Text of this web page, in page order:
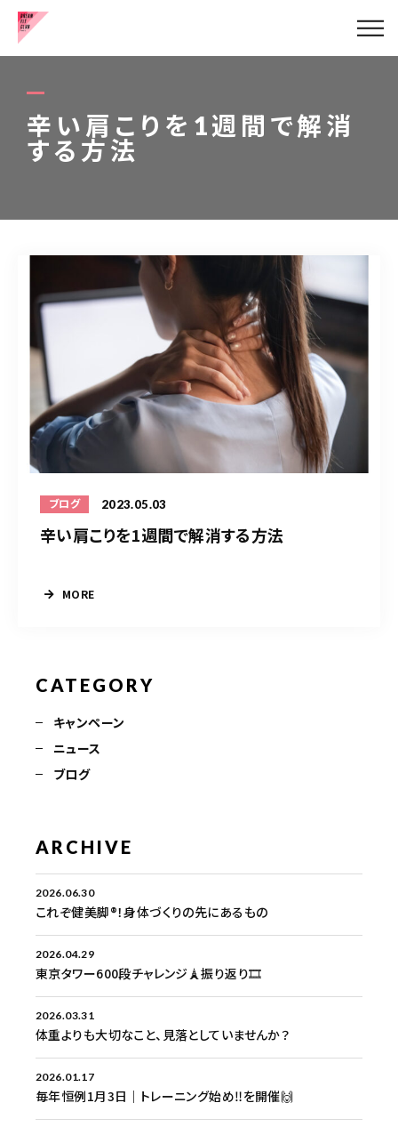
辛い肩こりを1週間で解消
する方法
ブログ 2023.05.03
辛い肩こりを1週間で解消する方法
MORE
CATEGORY
キャンペーン
ニュース
ブログ
ARCHIVE
2026.06.30
これぞ健美脚®︎！身体づくりの先にあるもの
2026.04.29
東京タワー600段チャレンジ🗼振り返り🎞️
2026.03.31
体重よりも大切なこと、見落としていませんか？
2026.01.17
毎年恒例1月3日｜トレーニング始め‼️を開催🙌
健康的な美脚の作り方
お客様の声
ブログ
アクセス
お問い合わせはこちら